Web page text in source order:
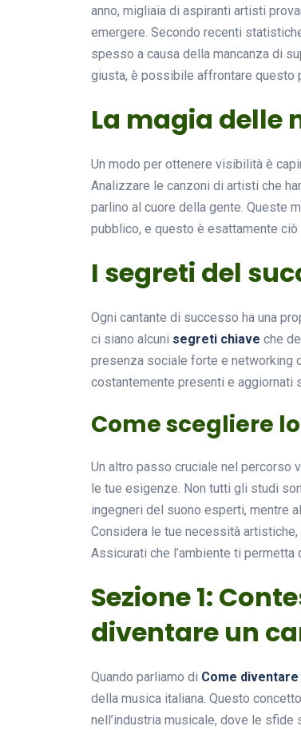
anno, migliaia di aspiranti artisti
emergere. Secondo recenti
spesso a causa della mancanza di
giusta, è possibile affrontare questo
La magia delle
Un modo per ottenere visibilità è
Analizzare le canzoni di artisti che
parlino al cuore della gente. Queste
pubblico, e questo è esattamente ciò
I segreti del
Ogni cantante di successo ha una
ci siano alcuni segreti chiave che
presenza sociale forte e
costantemente presenti e aggiornati
Come scegliere
Un altro passo cruciale nel percorso
le tue esigenze. Non tutti gli studi
ingegneri del suono esperti, mentre
Considera le tue necessità
Assicurati che l’ambiente ti
Sezione 1:
diventare un
Quando parliamo di Come
della musica italiana. Questo
nell’industria musicale, dove le sfide